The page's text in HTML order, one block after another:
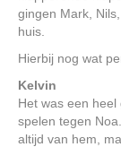
gingen Mark,
huis.
Hierbij nog wat
Kelvin
Het was een
spelen tegen
altijd van hem,